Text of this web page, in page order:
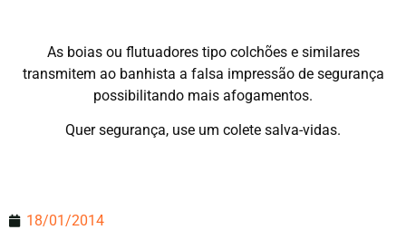
As boias ou flutuadores tipo colchões e similares
transmitem ao banhista a falsa impressão de segurança
possibilitando mais afogamentos.
Quer segurança, use um colete salva-vidas.
18/01/2014